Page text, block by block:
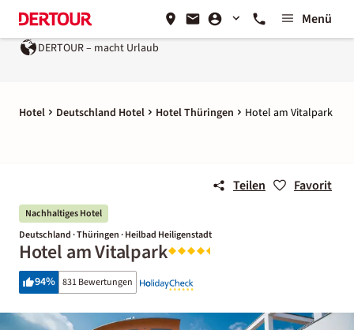
Menü
DERTOUR – macht Urlaub
Hotel Deutschland Hotel Hotel Thüringen Hotel am Vitalpark
Teilen Favorit
Nachhaltiges Hotel
Deutschland · Thüringen · Heilbad Heiligenstadt
Hotel am Vitalpark
94% 831 Bewertungen